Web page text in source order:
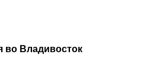
во Владивосток